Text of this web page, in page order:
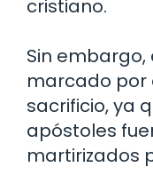
cristiano.
Sin
marcado por
sacrificio, ya
apóstoles
martirizados